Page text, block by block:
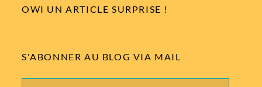
OWI UN ARTICLE SURPRISE !
S'ABONNER AU BLOG VIA MAIL